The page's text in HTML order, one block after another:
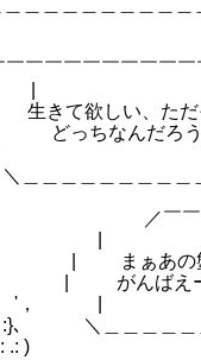
＿＿＿＿＿
￣￣￣￣￣
欲しい、
んだろ
:. , ,-
＿＿＿＿＿
￣￣￣￣￣
:. :.
あの蟹、夏
| がんばえ
、 :
＿＿＿＿＿＿
)